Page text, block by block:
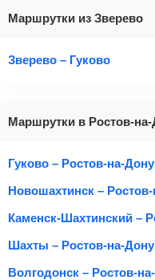
Маршрутки из Зверево
Зверево – Гуково
Маршрутки в Ростов-
Гуково – Ростов-на-Дону
Новошахтинск –
Каменск-Шахтинский –
Шахты – Ростов-на-Дону
Волгодонск – Ростов-